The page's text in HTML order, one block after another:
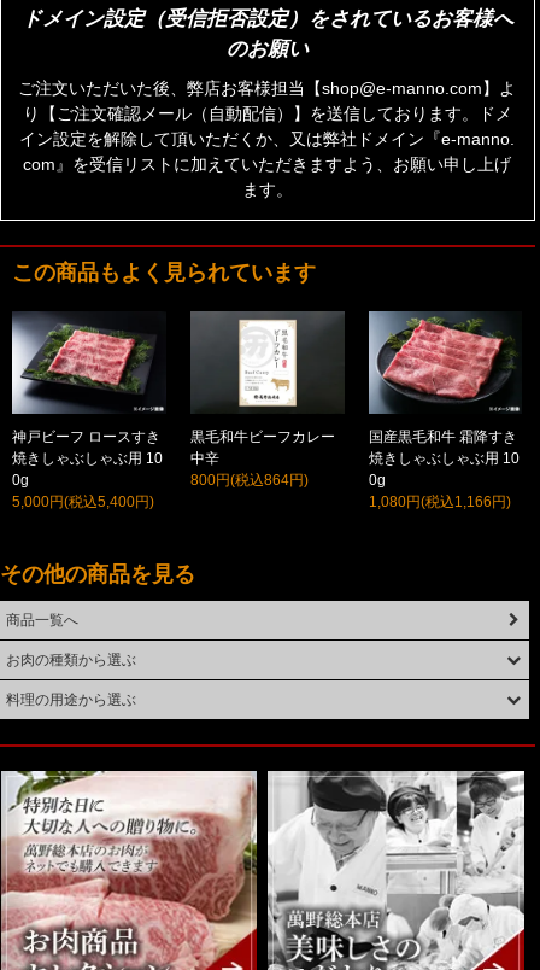
ドメイン設定（受信拒否設定）をされているお客様へ
のお願い
ご注文いただいた後、弊店お客様担当【shop@e-manno.com】よ
り【ご注文確認メール（自動配信）】を送信しております。ドメ
イン設定を解除して頂いただくか、又は弊社ドメイン『e-manno.
com』を受信リストに加えていただきますよう、お願い申し上げ
ます。
この商品もよく見られています
神戸ビーフ ロースすき
焼きしゃぶしゃぶ用 10
0g
5,000円(税込5,400円)
黒毛和牛ビーフカレー
中辛
800円(税込864円)
国産黒毛和牛 霜降すき
焼きしゃぶしゃぶ用 10
0g
1,080円(税込1,166円)
その他の商品を見る
商品一覧へ
お肉の種類から選ぶ
料理の用途から選ぶ